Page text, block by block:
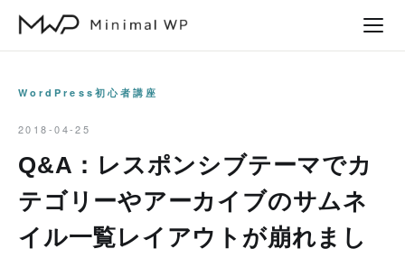
WordPress初心者講座
2018-04-25
Q&A：レスポンシブテーマでカ
テゴリーやアーカイブのサムネ
イル一覧レイアウトが崩れまし